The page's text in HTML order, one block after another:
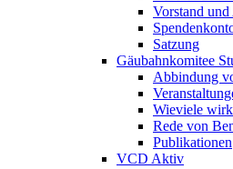
Vorstand
Satzung
Gäubahnkomitee
Abbindung
Wieviele
Rede von
Publikationen
VCD Aktiv